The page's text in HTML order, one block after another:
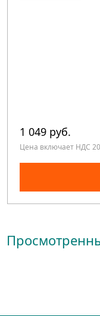
1 049 руб.
Цена включает НДС